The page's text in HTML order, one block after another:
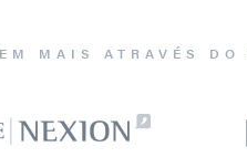
MAIS ATRAVÉS DO